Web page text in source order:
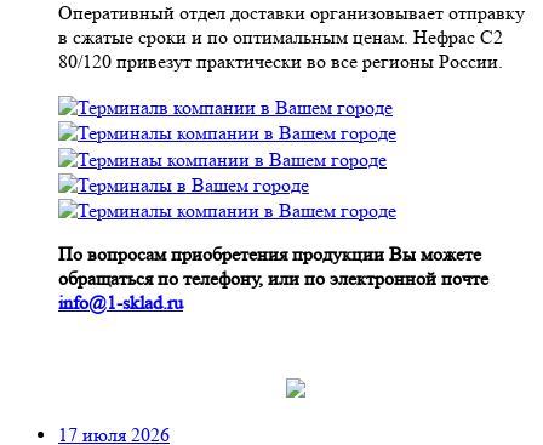
Оперативный отдел доставки организовывает отправку
в сжатые сроки и по оптимальным ценам. Нефрас С2
80/120 привезут практически во все регионы России.
По вопросам приобретения продукции Вы можете
обращаться по телефону, или по электронной почте
info@1-sklad.ru
17 июля 2026